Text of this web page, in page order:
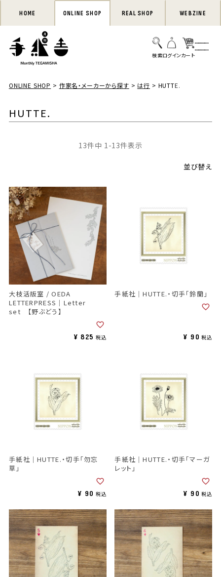
HOME ONLINE SHOP REAL SHOP WEBZINE
ONLINE SHOP 作家名・メーカーから探す は行 HUTTE.
HUTTE.
並び替え
13件中 1 -13件表示
大枝活版室 / OEDA
LETTERPRESS｜Letter
set 【野ぶどう】
¥ 825 税込
手紙社｜HUTTE.・切手「鈴蘭」
¥ 90 税込
手紙社｜HUTTE.・切手「勿忘
草」
¥ 90 税込
手紙社｜HUTTE.・切手「マーガ
レット」
¥ 90 税込